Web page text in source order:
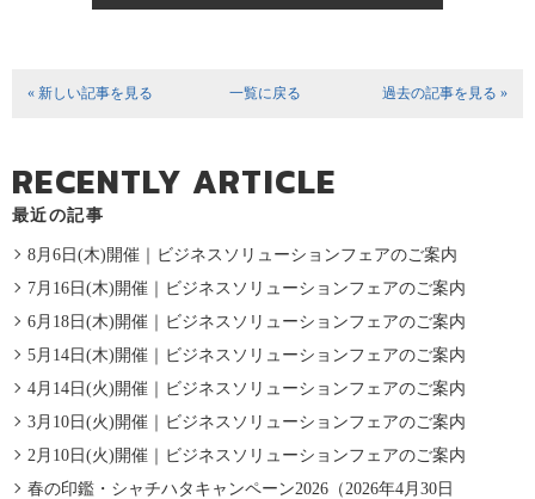
« 新しい記事を見る 一覧に戻る 過去の記事を見る »
RECENTLY ARTICLE
最近の記事
8月6日(木)開催｜ビジネスソリューションフェアのご案内
7月16日(木)開催｜ビジネスソリューションフェアのご案内
6月18日(木)開催｜ビジネスソリューションフェアのご案内
5月14日(木)開催｜ビジネスソリューションフェアのご案内
4月14日(火)開催｜ビジネスソリューションフェアのご案内
3月10日(火)開催｜ビジネスソリューションフェアのご案内
2月10日(火)開催｜ビジネスソリューションフェアのご案内
春の印鑑・シャチハタキャンペーン2026（2026年4月30日